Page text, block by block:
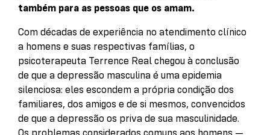
também para as pessoas que os amam.
Com décadas de experiência no atendimento clínico
a homens e suas respectivas famílias, o
psicoterapeuta Terrence Real chegou à conclusão
de que a depressão masculina é uma epidemia
silenciosa: eles escondem a própria condição dos
familiares, dos amigos e de si mesmos, convencidos
de que a depressão os priva de sua masculinidade.
Os problemas considerados comuns aos homens —